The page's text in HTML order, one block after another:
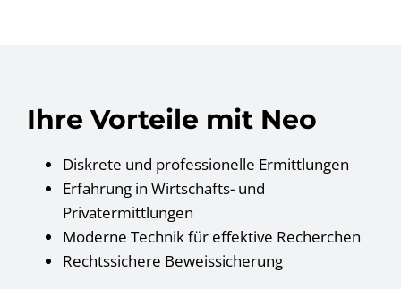
Ihre Vorteile mit Neo
Diskrete und professionelle Ermittlungen
Erfahrung in Wirtschafts- und
Privatermittlungen
Moderne Technik für effektive Recherchen
Rechtssichere Beweissicherung